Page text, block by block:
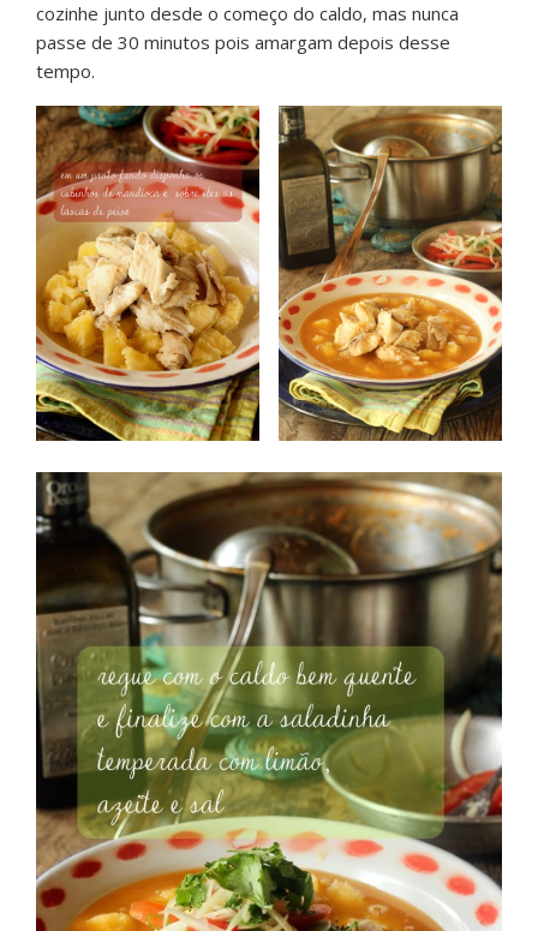
cozinhe junto desde o começo do caldo, mas nunca
passe de 30 minutos pois amargam depois desse
tempo.